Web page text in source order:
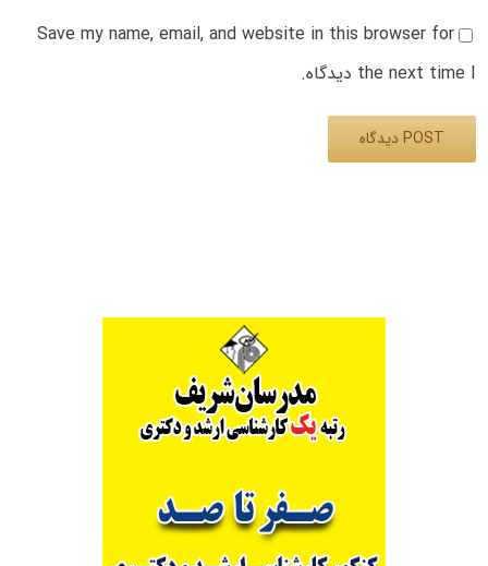
Save my name, email, and website in this browser for
the next time I دیدگاه.